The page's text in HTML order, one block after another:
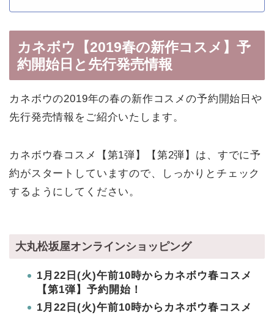
カネボウ【2019春の新作コスメ】予
約開始日と先行発売情報
カネボウの2019年の春の新作コスメの予約開始日や
先行発売情報をご紹介いたします。
カネボウ春コスメ【第1弾】【第2弾】は、すでに予
約がスタートしていますので、しっかりとチェック
するようにしてください。
大丸松坂屋オンラインショッピング
1月22日(火)午前10時からカネボウ春コスメ
【第1弾】予約開始！
1月22日(火)午前10時からカネボウ春コスメ